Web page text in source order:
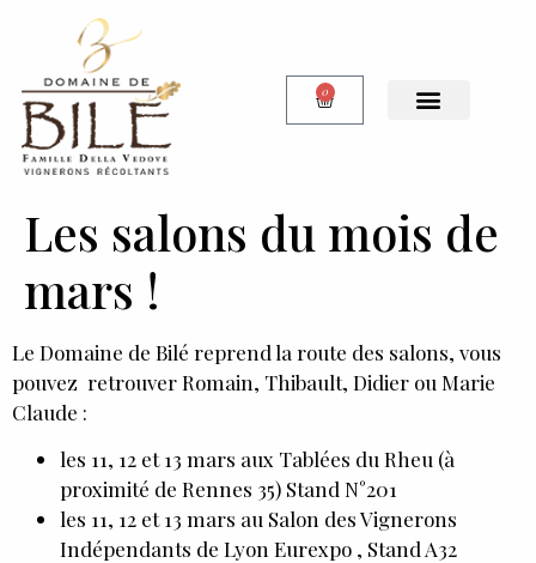
0
Les salons du mois de
mars !
Le Domaine de Bilé reprend la route des salons, vous
pouvez retrouver Romain, Thibault, Didier ou Marie
Claude :
les 11, 12 et 13 mars aux Tablées du Rheu (à
proximité de Rennes 35) Stand N°201
les 11, 12 et 13 mars au Salon des Vignerons
Indépendants de Lyon Eurexpo , Stand A32